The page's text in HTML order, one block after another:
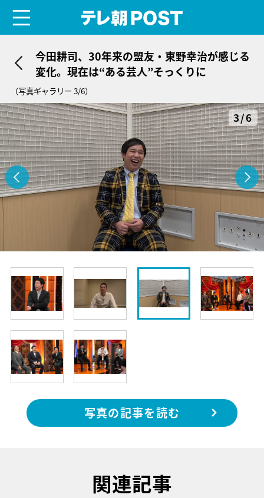
今田耕司、30年来の盟友・東野幸治が感じる
変化。現在は“ある芸人”そっくりに
（写真ギャラリー 3/6）
3/6
写真の記事を読む
関連記事